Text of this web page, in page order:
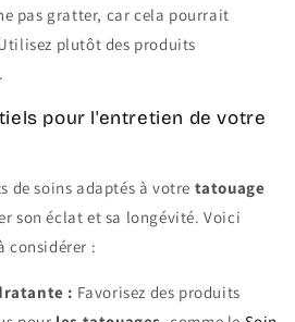
pas gratter, car cela pourrait
plutôt des produits
pour l'entretien de votre
de soins adaptés à votre tatouage
son éclat et sa longévité. Voici
considérer :
: Favorisez des produits